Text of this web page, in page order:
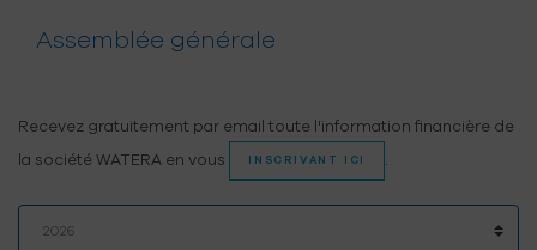
Assemblée générale
Recevez gratuitement par email toute l'information financière de
la société WATERA en vous
INSCRIVANT ICI .